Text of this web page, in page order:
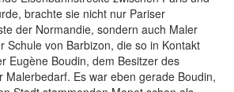
brachte sie nicht nur Pariser
der Normandie, sondern auch Maler
Schule von Barbizon, die so in Kontakt
Eugène Boudin, dem Besitzer des
Malerbedarf. Es war eben gerade Boudin,